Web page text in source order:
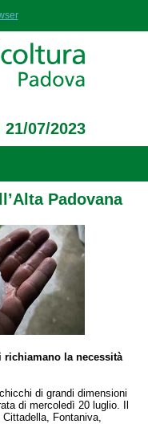
07/2023
Padovana
richiamano la necessità
di grandi dimensioni
di mercoledì 20 luglio. Il
Fontaniva,